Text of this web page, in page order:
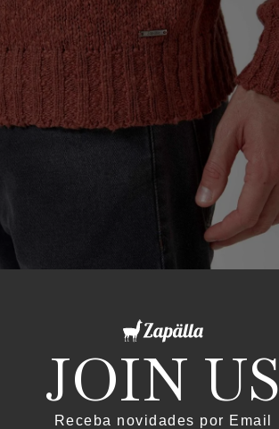
JOIN US
Receba novidades por Email